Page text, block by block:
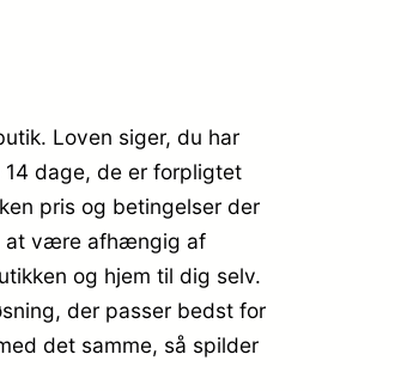
Loven siger, du har
dage, de er forpligtet
pris og betingelser der
at være afhængig af
og hjem til dig selv.
der passer bedst for
det samme, så spilder